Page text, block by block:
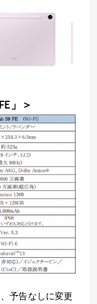
」＞
予告なしに変更